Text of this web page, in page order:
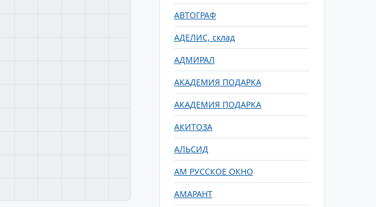
АВТОГРАФ
АДЕЛИС, склад
АДМИРАЛ
АКАДЕМИЯ ПОДАРКА
АКАДЕМИЯ ПОДАРКА
АКИТОЗА
АЛЬСИД
АМ РУССКОЕ ОКНО
АМАРАНТ